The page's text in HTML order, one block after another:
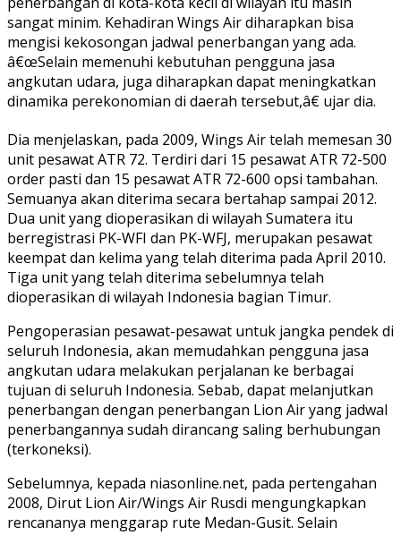
sangat minim. Kehadiran Wings Air diharapkan bisa
mengisi kekosongan jadwal penerbangan yang ada.
â€œSelain memenuhi kebutuhan pengguna jasa
angkutan udara, juga diharapkan dapat meningkatkan
dinamika perekonomian di daerah tersebut,â€ ujar dia.
Dia menjelaskan, pada 2009, Wings Air telah memesan 30
unit pesawat ATR 72. Terdiri dari 15 pesawat ATR 72-500
order pasti dan 15 pesawat ATR 72-600 opsi tambahan.
Semuanya akan diterima secara bertahap sampai 2012.
Dua unit yang dioperasikan di wilayah Sumatera itu
berregistrasi PK-WFI dan PK-WFJ, merupakan pesawat
keempat dan kelima yang telah diterima pada April 2010.
Tiga unit yang telah diterima sebelumnya telah
dioperasikan di wilayah Indonesia bagian Timur.
Pengoperasian pesawat-pesawat untuk jangka pendek di
seluruh Indonesia, akan memudahkan pengguna jasa
angkutan udara melakukan perjalanan ke berbagai
tujuan di seluruh Indonesia. Sebab, dapat melanjutkan
penerbangan dengan penerbangan Lion Air yang jadwal
penerbangannya sudah dirancang saling berhubungan
(terkoneksi).
Sebelumnya, kepada niasonline.net, pada pertengahan
2008, Dirut Lion Air/Wings Air Rusdi mengungkapkan
rencananya menggarap rute Medan-Gusit. Selain